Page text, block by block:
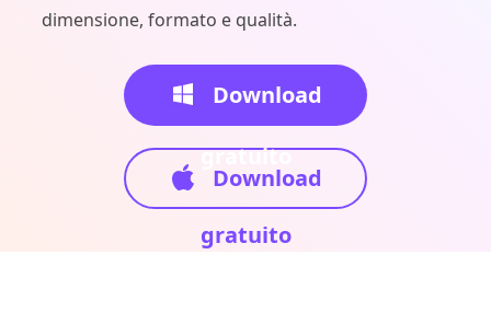
dimensione, formato e qualità.
Download
gratuito
Download
gratuito